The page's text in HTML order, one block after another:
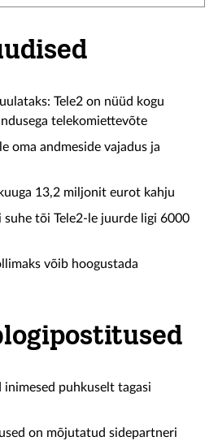
Tele2 on nüüd kogu
telekomiettevõte
oma andmeside vajadus ja
13,2 miljonit eurot kahju
suhe tõi Tele2-le juurde ligi 6000
võib hoogustada
puhkuselt tagasi
on mõjutatud sidepartneri